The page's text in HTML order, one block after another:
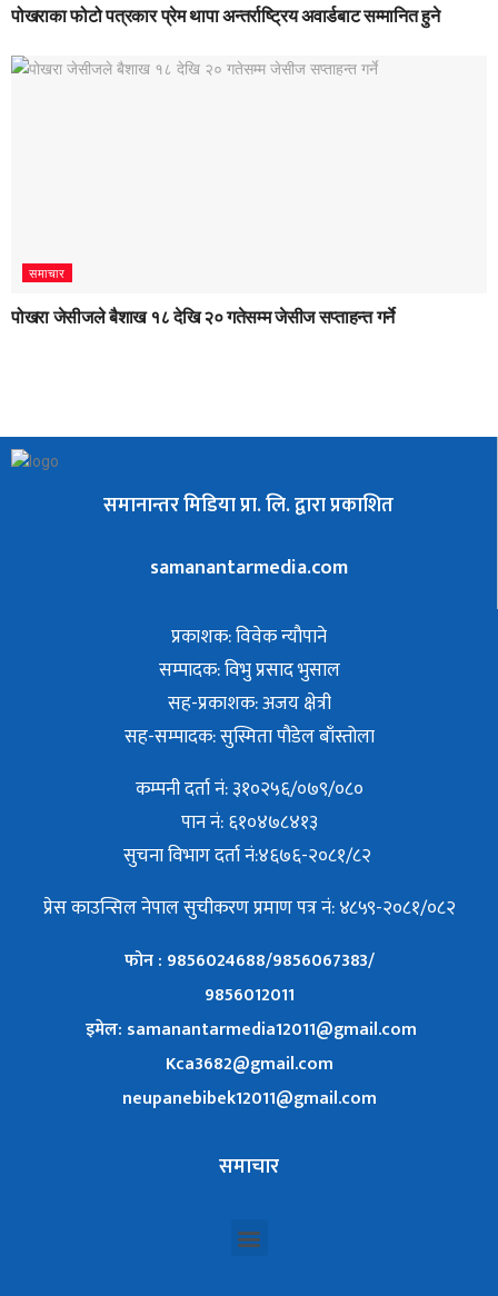
पोखराका फोटो पत्रकार प्रेम थापा अन्तर्राष्ट्रिय अवार्डबाट सम्मानित हुने
समाचार
पोखरा जेसीजले बैशाख १८ देखि २० गतेसम्म जेसीज सप्ताहन्त गर्ने
समानान्तर मिडिया प्रा. लि. द्वारा प्रकाशित
samanantarmedia.com
प्रकाशक: विवेक न्याैपाने
सम्पादक: विभु प्रसाद भुसाल
सह-प्रकाशक: अजय क्षेत्री
सह-सम्पादक: सुस्मिता पौडेल बाँस्तोला
कम्पनी दर्ता नं: ३१०२५६/०७९/०८०
पान नं: ६१०४७८४१३
सुचना विभाग दर्ता नं:४६७६-२०८१/८२
प्रेस काउन्सिल नेपाल सुचीकरण प्रमाण पत्र नं: ४८५९-२०८१/०८२
फोन : 9856024688/9856067383/
9856012011
इमेल: samanantarmedia12011@gmail.com
Kca3682@gmail.com
neupanebibek12011@gmail.com
समाचार